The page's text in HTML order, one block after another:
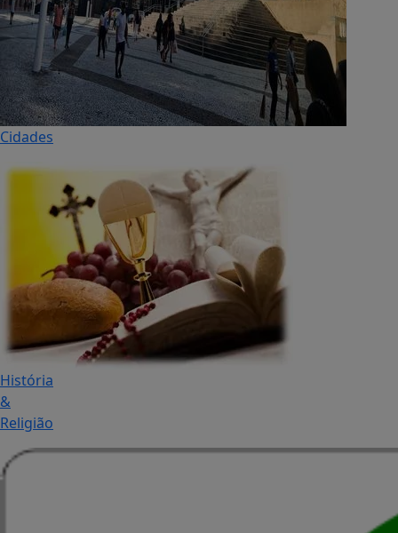
Cidades
História
&
Religião